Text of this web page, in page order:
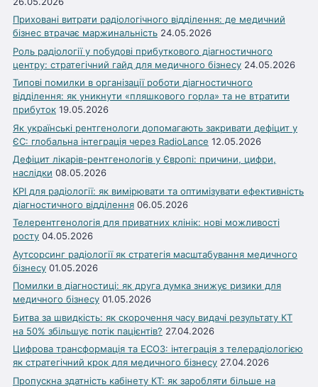
Приховані витрати радіологічного відділення: де медичний
бізнес втрачає маржинальність 24.05.2026
Роль радіології у побудові прибуткового діагностичного
центру: стратегічний гайд для медичного бізнесу 24.05.2026
Типові помилки в організації роботи діагностичного
відділення: як уникнути «пляшкового горла» та не втратити
прибуток 19.05.2026
Як українські рентгенологи допомагають закривати дефіцит у
ЄС: глобальна інтеграція через RadioLance 12.05.2026
Дефіцит лікарів-рентгенологів у Європі: причини, цифри,
наслідки 08.05.2026
KPI для радіології: як вимірювати та оптимізувати ефективність
діагностичного відділення 06.05.2026
Телерентгенологія для приватних клінік: нові можливості
росту 04.05.2026
Аутсорсинг радіології як стратегія масштабування медичного
бізнесу 01.05.2026
Помилки в діагностиці: як друга думка знижує ризики для
медичного бізнесу 01.05.2026
Битва за швидкість: як скорочення часу видачі результату КТ
на 50% збільшує потік пацієнтів? 27.04.2026
Цифрова трансформація та ЕСОЗ: інтеграція з телерадіологією
як стратегічний крок для медичного бізнесу 27.04.2026
Пропускна здатність кабінету КТ: як заробляти більше на